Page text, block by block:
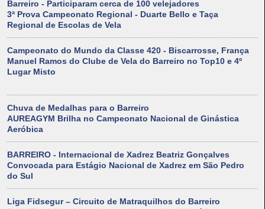
Barreiro - Participaram cerca de 100 velejadores
3ª Prova Campeonato Regional - Duarte Bello e Taça
Regional de Escolas de Vela
Campeonato do Mundo da Classe 420 - Biscarrosse, França
Manuel Ramos do Clube de Vela do Barreiro no Top10 e 4º
Lugar Misto
Chuva de Medalhas para o Barreiro
AUREAGYM Brilha no Campeonato Nacional de Ginástica
Aeróbica
BARREIRO - Internacional de Xadrez Beatriz Gonçalves
Convocada para Estágio Nacional de Xadrez em São Pedro
do Sul
Liga Fidsegur – Circuito de Matraquilhos do Barreiro